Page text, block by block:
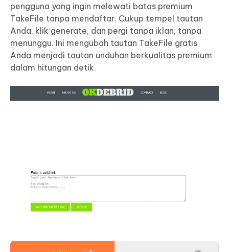
pengguna yang ingin melewati batas premium
TakeFile tanpa mendaftar. Cukup tempel tautan
Anda, klik generate, dan pergi tanpa iklan, tanpa
menunggu. Ini mengubah tautan TakeFile gratis
Anda menjadi tautan unduhan berkualitas premium
dalam hitungan detik.